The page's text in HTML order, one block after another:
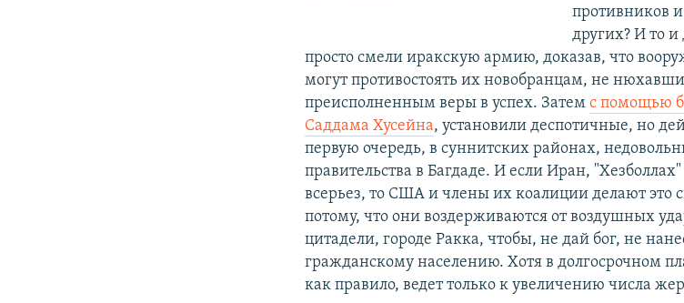
противников
других? И то
просто смели иракскую армию, доказав, что
могут противостоять их новобранцам, не
преисполненным веры в успех. Затемс помощью
Саддама Хусейна, установили деспотичные, но
первую очередь, в суннитских районах,
правительства в Багдаде. И если Иран,
всерьез, то США и члены их коалиции делают это
потому, что они воздерживаются от воздушных
цитадели, городе Ракка, чтобы, не дай бог, не
гражданскому населению. Хотя в долгосрочном
как правило, ведет только к увеличению числа